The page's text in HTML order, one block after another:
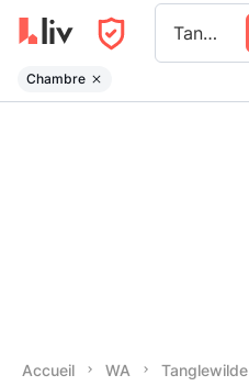
Tanglewilde
Chambre
Accueil WA Tanglewilde